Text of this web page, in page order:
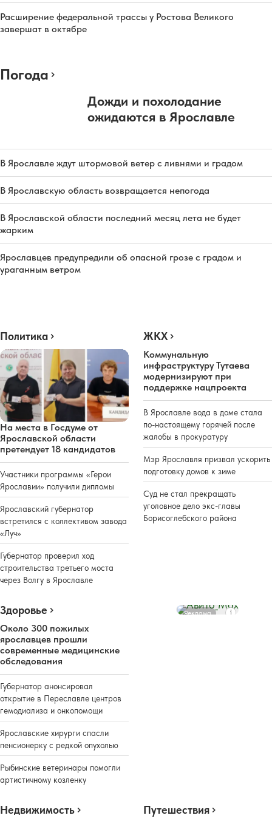
Расширение федеральной трассы у Ростова Великого
завершат в октябре
Погода
Дожди и похолодание
ожидаются в Ярославле
В Ярославле ждут штормовой ветер с ливнями и градом
В Ярославскую область возвращается непогода
В Ярославской области последний месяц лета не будет
жарким
Ярославцев предупредили об опасной грозе с градом и
ураганным ветром
Политика
На места в Госдуме от
Ярославской области
претендует 18 кандидатов
Участники программы «Герои
Ярославии» получили дипломы
Ярославский губернатор
встретился с коллективом завода
«Луч»
Губернатор проверил ход
строительства третьего моста
через Волгу в Ярославле
ЖКХ
Коммунальную
инфраструктуру Тутаева
модернизируют при
поддержке нацпроекта
В Ярославле вода в доме стала
по-настоящему горячей после
жалобы в прокуратуру
Мэр Ярославля призвал ускорить
подготовку домов к зиме
Суд не стал прекращать
уголовное дело экс-главы
Борисоглебского района
Здоровье
Около 300 пожилых
ярославцев прошли
современные медицинские
обследования
Губернатор анонсировал
открытие в Переславле центров
гемодиализа и онкопомощи
Ярославские хирурги спасли
пенсионерку с редкой опухолью
Рыбинские ветеринары помогли
артистичному козленку
Реклама
Недвижимость Путешествия